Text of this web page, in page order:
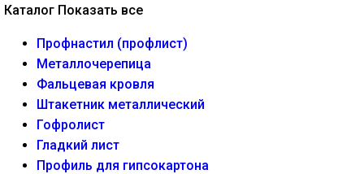
Каталог Показать все
Профнастил (профлист)
Металлочерепица
Фальцевая кровля
Штакетник металлический
Гофролист
Гладкий лист
Профиль для гипсокартона